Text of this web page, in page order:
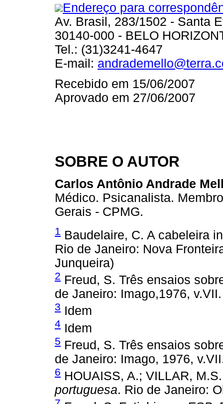
Endereço para
Av. Brasil, 283/1502 - Santa
30140-000 - BELO
Tel.: (31)3241-4647
E-mail:
Recebido em 15/06/2007
Aprovado em 27/06/2007
SOBRE O AUTOR
Carlos Antônio Andrade
Médico. Psicanalista.
Gerais - CPMG.
1 Baudelaire, C. A cabeleira
Rio de Janeiro: Nova
Junqueira)
2 Freud, S. Três ensaios
de Janeiro: Imago,1976, v.VII.
3 Idem
4 Idem
5 Freud, S. Três ensaios
de Janeiro: Imago, 1976,
6 HOUAISS, A.; VILLAR,
portuguesa. Rio de Janeiro: